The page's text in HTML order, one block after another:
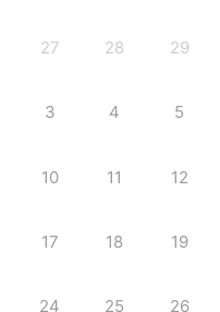
27 28 29
3 4 5
10 11 12
17 18 19
24 25 26